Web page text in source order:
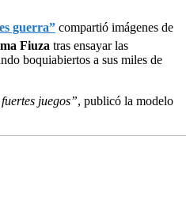
guerra” compartió imágenes de
Fiuza tras ensayar las
boquiabiertos a sus miles de
juegos”, publicó la modelo